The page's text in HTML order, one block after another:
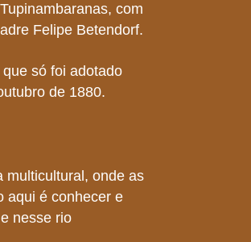
com
Felipe Betendorf.
só foi adotado
de 1880.
multicultural, onde as
aqui é conhecer e
nesse rio